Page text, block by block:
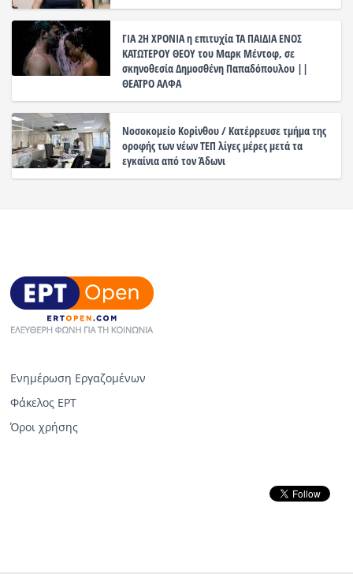
ΓΙΑ 2Η ΧΡΟΝΙΑ η επιτυχία ΤΑ ΠΑΙΔΙΑ ΕΝΟΣ
ΚΑΤΩΤΕΡΟΥ ΘΕΟΥ του Μαρκ Μέντοφ, σε
σκηνοθεσία Δημοσθένη Παπαδόπουλου ||
ΘΕΑΤΡΟ ΑΛΦΑ
Νοσοκομείο Κορίνθου / Κατέρρευσε τμήμα της
οροφής των νέων ΤΕΠ λίγες μέρες μετά τα
εγκαίνια από τον Άδωνι
Ενημέρωση Εργαζομένων
Φάκελος ΕΡΤ
Όροι χρήσης